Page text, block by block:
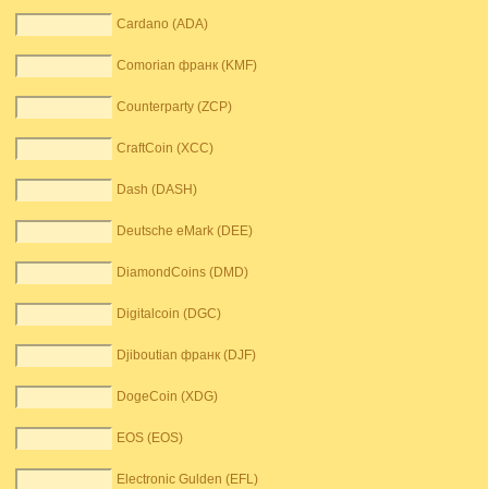
Cardano (ADA)
Comorian франк (KMF)
Counterparty (ZCP)
CraftCoin (XCC)
Dash (DASH)
Deutsche eMark (DEE)
DiamondCoins (DMD)
Digitalcoin (DGC)
Djiboutian франк (DJF)
DogeCoin (XDG)
EOS (EOS)
Electronic Gulden (EFL)